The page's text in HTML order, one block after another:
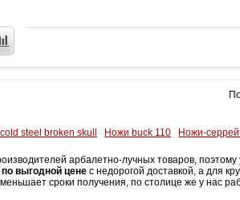
steel broken skull Ножи buck 110 Ножи-
арбалетно-лучных товаров, поэтому
выгодной цене с недорогой доставкой, а для
сроки получения, по столице же у нас